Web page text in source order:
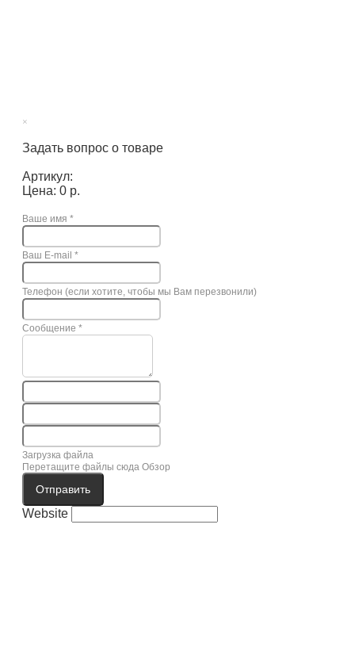
×
Задать вопрос о товаре
Артикул:
Цена: 0 р.
Ваше имя *
Ваш E-mail *
Телефон (если хотите, чтобы мы Вам перезвонили)
Сообщение *
Загрузка файла
Перетащите файлы сюда Обзор
Отправить
Website